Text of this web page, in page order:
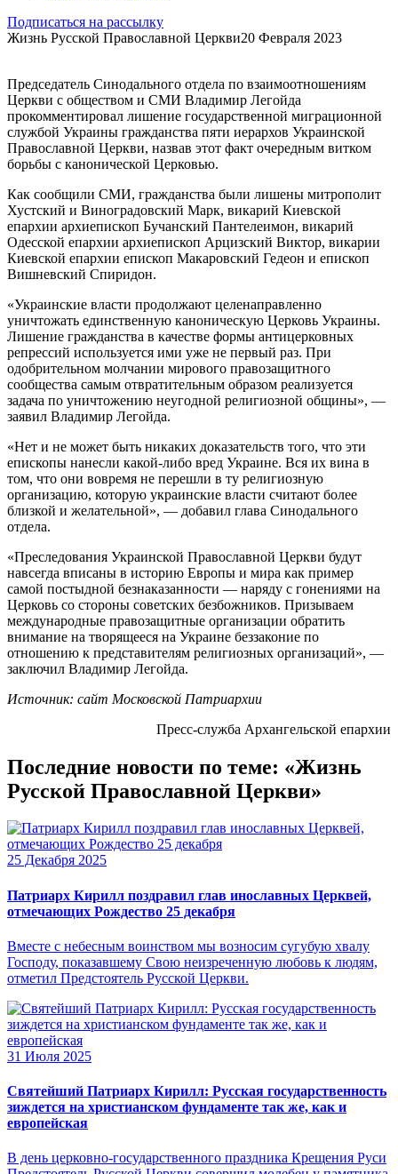
Подписаться на рассылку
Жизнь Русской Православной Церкви20 Февраля 2023
Председатель Синодального отдела по взаимоотношениям
Церкви с обществом и СМИ Владимир Легойда
прокомментировал лишение государственной миграционной
службой Украины гражданства пяти иерархов Украинской
Православной Церкви, назвав этот факт очередным витком
борьбы с канонической Церковью.
Как сообщили СМИ, гражданства были лишены митрополит
Хустский и Виноградовский Марк, викарий Киевской
епархии архиепископ Бучанский Пантелеимон, викарий
Одесской епархии архиепископ Арцизский Виктор, викарии
Киевской епархии епископ Макаровский Гедеон и епископ
Вишневский Спиридон.
«Украинские власти продолжают целенаправленно
уничтожать единственную каноническую Церковь Украины.
Лишение гражданства в качестве формы антицерковных
репрессий используется ими уже не первый раз. При
одобрительном молчании мирового правозащитного
сообщества самым отвратительным образом реализуется
задача по уничтожению неугодной религиозной общины», —
заявил Владимир Легойда.
«Нет и не может быть никаких доказательств того, что эти
епископы нанесли какой-либо вред Украине. Вся их вина в
том, что они вовремя не перешли в ту религиозную
организацию, которую украинские власти считают более
близкой и желательной», — добавил глава Синодального
отдела.
«Преследования Украинской Православной Церкви будут
навсегда вписаны в историю Европы и мира как пример
самой постыдной безнаказанности — наряду с гонениями на
Церковь со стороны советских безбожников. Призываем
международные правозащитные организации обратить
внимание на творящееся на Украине беззаконие по
отношению к представителям религиозных организаций», —
заключил Владимир Легойда.
Источник: сайт Московской Патриархии
Пресс-служба Архангельской епархии
Последние новости по теме: «Жизнь
Русской Православной Церкви»
25 Декабря 2025
Патриарх Кирилл поздравил глав инославных Церквей,
отмечающих Рождество 25 декабря
Вместе с небесным воинством мы возносим сугубую хвалу
Господу, показавшему Свою неизреченную любовь к людям,
отметил Предстоятель Русской Церкви.
31 Июля 2025
Святейший Патриарх Кирилл: Русская государственность
зиждется на христианском фундаменте так же, как и
европейская
В день церковно-государственного праздника Крещения Руси